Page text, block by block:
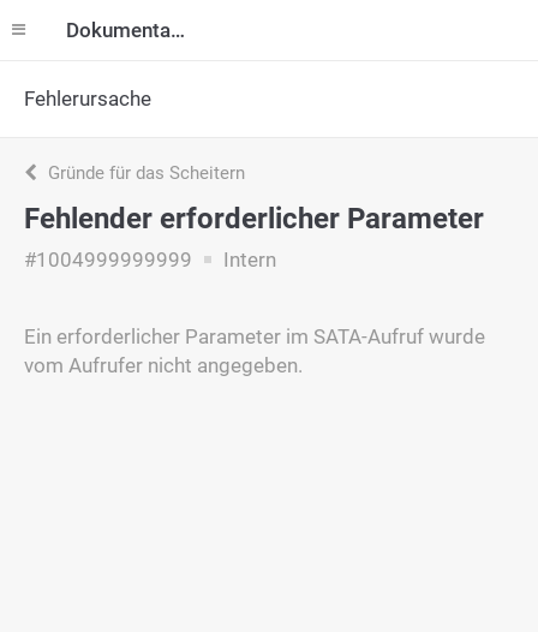
Dokumentation
Fehlerursache
Gründe für das Scheitern
Fehlender erforderlicher Parameter
#1004999999999 Intern
Ein erforderlicher Parameter im SATA-Aufruf wurde
vom Aufrufer nicht angegeben.